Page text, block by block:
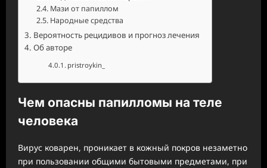
Мази от папиллом
Народные средства
Вероятность рецидивов и прогноз лечения
Об авторе
pristroykin_
Чем опасны папилломы на теле
человека
Вирус коварен, проникает в кожный покров незаметно
при пользовании общими бытовыми предметами, при